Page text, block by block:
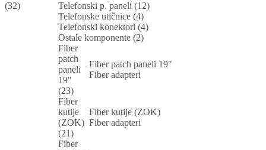
(32)
Telefonski p. paneli (12)
Telefonske utičnice (4)
Telefonski konektori (4)
Ostale komponente (2)
Fiber
patch
paneli
19"
(23)
Fiber patch paneli 19"
Fiber adapteri
Fiber
kutije
(ZOK)
(21)
Fiber kutije (ZOK)
Fiber adapteri
Fiber